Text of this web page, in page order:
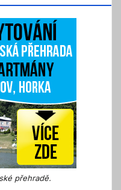
přehradě.